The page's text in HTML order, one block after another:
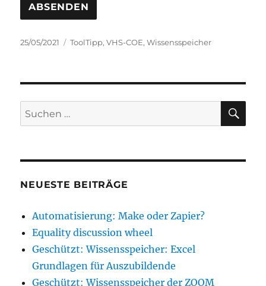
Veröffentlicht
25/05/2021 Kategorien
ToolTipp,VHS-COE,Wissensspeicher
Suche
nach:
NEUESTE BEITRÄGE
Automatisierung: Make oder Zapier?
Equality discussion wheel
Geschützt: Wissensspeicher: Excel
Grundlagen für Auszubildende
Geschützt: Wissensspeicher der ZOOM